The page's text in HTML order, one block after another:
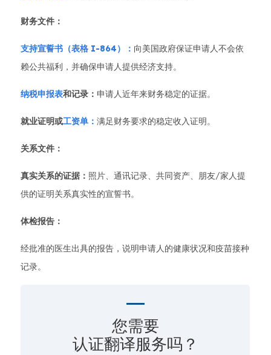
财务文件：
支持宣誓书（表格 I-864）： 向美国政府保证申请人不会依
赖公共福利，并确保申请人提供经济支持。
纳税申报表和记录： 申请人近年来财务稳定的证据。
就业证明或工资单： 满足财务要求的稳定收入证明。
关系文件：
真实关系的证据： 照片、通讯记录、共同资产、朋友/家人提
供的证明关系真实性的宣誓书。
体检报告：
经批准的医生出具的报告，说明申请人的健康状况和疫苗接种
记录。
您需要
认证翻译服务吗？